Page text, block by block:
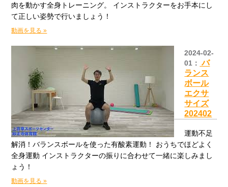
肉を動かす全身トレーニング。 インストラクターをお手本にし
て正しい姿勢で行いましょう！
動画を見る »
2024-02-
01： バ
ランス
ボール
エクサ
サイズ
202402
運動不足
解消！バランスボールを使った有酸素運動！ おうちでほどよく
全身運動 インストラクターの振りに合わせて一緒に楽しみまし
ょう！
動画を見る »